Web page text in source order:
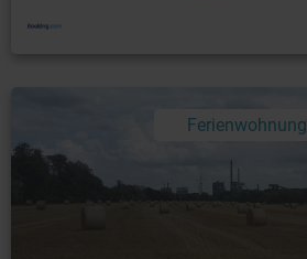
Ferienwohnung